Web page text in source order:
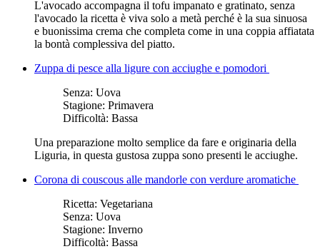
L'avocado accompagna il tofu impanato e gratinato, senza
l'avocado la ricetta è viva solo a metà perché è la sua sinuosa
e buonissima crema che completa come in una coppia affiatata
la bontà complessiva del piatto.
Zuppa di pesce alla ligure con acciughe e pomodori
Senza: Uova
Stagione: Primavera
Difficoltà: Bassa
Una preparazione molto semplice da fare e originaria della
Liguria, in questa gustosa zuppa sono presenti le acciughe.
Corona di couscous alle mandorle con verdure aromatiche
Ricetta: Vegetariana
Senza: Uova
Stagione: Inverno
Difficoltà: Bassa